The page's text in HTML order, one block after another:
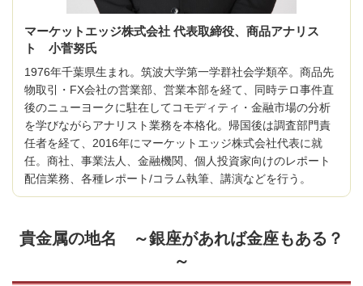
マーケットエッジ株式会社 代表取締役、商品アナリス
ト 小菅努氏
1976年千葉県生まれ。筑波大学第一学群社会学類卒。商品先
物取引・FX会社の営業部、営業本部を経て、同時テロ事件直
後のニューヨークに駐在してコモディティ・金融市場の分析
を学びながらアナリスト業務を本格化。帰国後は調査部門責
任者を経て、2016年にマーケットエッジ株式会社代表に就
任。商社、事業法人、金融機関、個人投資家向けのレポート
配信業務、各種レポート/コラム執筆、講演などを行う。
貴金属の地名 ～銀座があれば金座もある？
～